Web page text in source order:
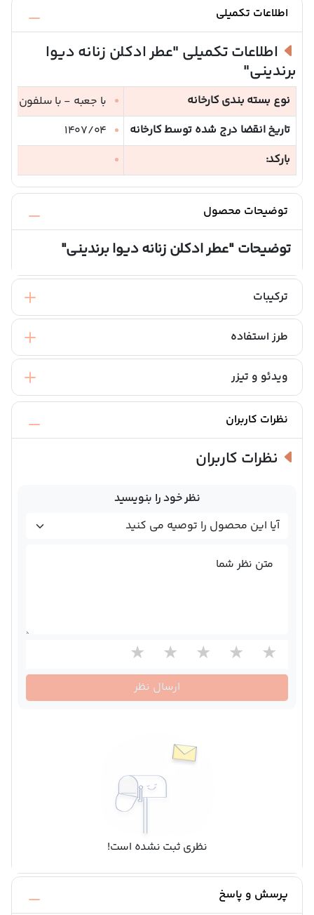
اطلاعات تکمیلی
اطلاعات تکمیلی "عطر ادکلن زنانه دیوا
برندینی"
نوع بسته بندی کارخانه
با جعبه - با سلفون
تاریخ انقضا درج شده توسط کارخانه
1407/04
بارکد:
توضیحات محصول
توضیحات"عطر ادکلن زنانه دیوا برندینی"
ترکیبات
طرز استفاده
ویدئو و تیزر
نظرات کاربران
نظرات کاربران
نظر خود را بنویسید
متن نظر شما
ارسال نظر
نظری ثبت نشده است!
پرسش و پاسخ